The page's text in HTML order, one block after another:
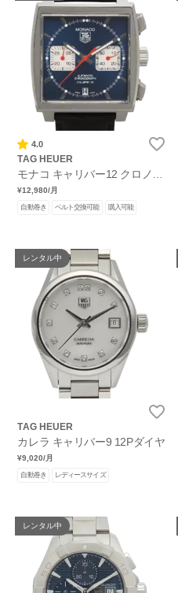
4.0
TAG HEUER
モナコ キャリバー12 クロノグ
ラフ スティーブマックイーン
¥12,980/月
自動巻き ベルト交換可能 購入可能
レンタル中
TAG HEUER
カレラ キャリバー9 12Pダイヤ
¥9,020/月
自動巻き レディースサイズ
レンタル中